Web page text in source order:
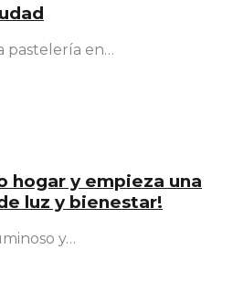
pastelería en…
hogar y empieza una
luz y bienestar!
y…